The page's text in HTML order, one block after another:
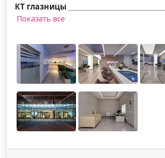
КТ глазницы
Показать все